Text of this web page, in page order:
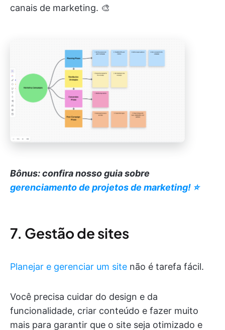
canais de marketing. 🎨
Bônus: confira nosso guia sobre
gerenciamento de projetos de marketing! ⭐️
7. Gestão de sites
Planejar e gerenciar um site não é tarefa fácil.
Você precisa cuidar do design e da
funcionalidade, criar conteúdo e fazer muito
mais para garantir que o site seja otimizado e